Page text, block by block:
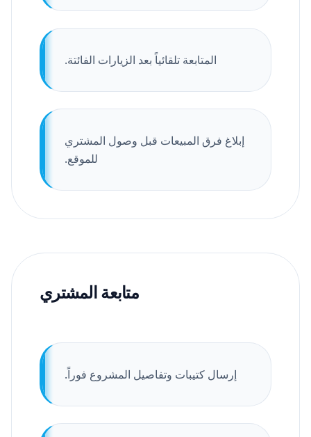
المتابعة تلقائياً بعد الزيارات الفائتة.
إبلاغ فرق المبيعات قبل وصول المشتري
للموقع.
متابعة المشتري
إرسال كتيبات وتفاصيل المشروع فوراً.